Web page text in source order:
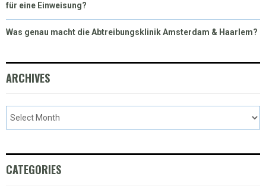
für eine Einweisung?
Was genau macht die Abtreibungsklinik Amsterdam & Haarlem?
ARCHIVES
CATEGORIES